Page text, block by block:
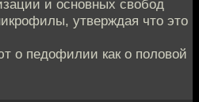
и основных свобод
утверждая что это
о педофилии как о половой